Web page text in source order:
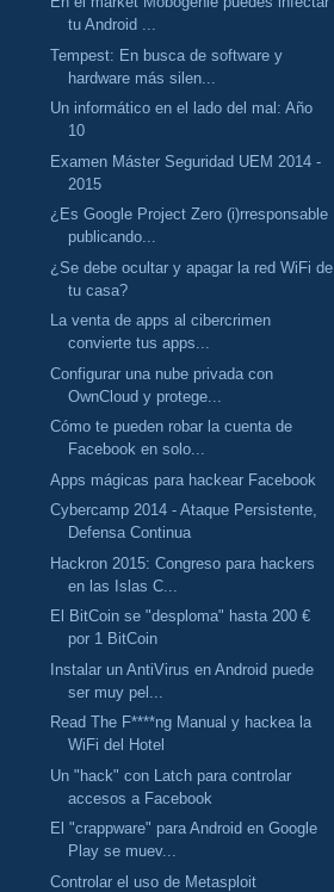
tu Android ...
Tempest: En busca de software y
hardware más silen...
Un informático en el lado del mal: Año
10
Examen Máster Seguridad UEM 2014 -
2015
¿Es Google Project Zero (i)rresponsable
publicando...
¿Se debe ocultar y apagar la red WiFi de
tu casa?
La venta de apps al cibercrimen
convierte tus apps...
Configurar una nube privada con
OwnCloud y protege...
Cómo te pueden robar la cuenta de
Facebook en solo...
Apps mágicas para hackear Facebook
Cybercamp 2014 - Ataque Persistente,
Defensa Continua
Hackron 2015: Congreso para hackers
en las Islas C...
El BitCoin se "desploma" hasta 200 €
por 1 BitCoin
Instalar un AntiVirus en Android puede
ser muy pel...
Read The F****ng Manual y hackea la
WiFi del Hotel
Un "hack" con Latch para controlar
accesos a Facebook
El "crappware" para Android en Google
Play se muev...
Controlar el uso de Metasploit